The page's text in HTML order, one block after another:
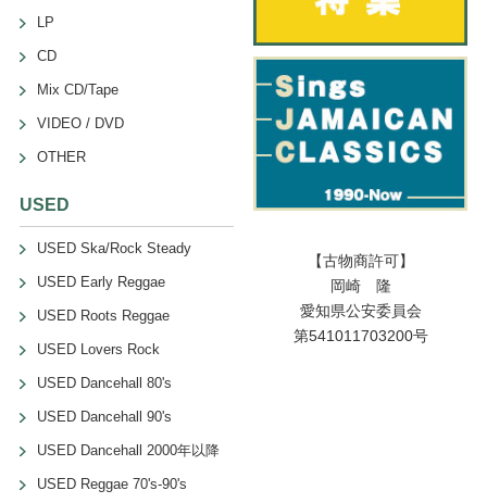
LP
CD
Mix CD/Tape
VIDEO / DVD
OTHER
USED
USED Ska/Rock Steady
USED Early Reggae
USED Roots Reggae
USED Lovers Rock
USED Dancehall 80's
USED Dancehall 90's
USED Dancehall 2000年以降
USED Reggae 70's-90's
【古物商許可】
岡崎 隆
愛知県公安委員会
第541011703200号